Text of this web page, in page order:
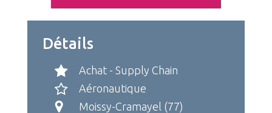
Détails
Achat - Supply Chain
Aéronautique
Moissy-Cramayel (77)